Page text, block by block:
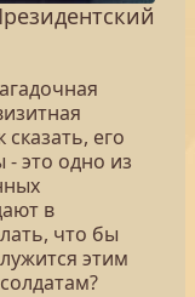
его
- это одно из
в
что бы
этим